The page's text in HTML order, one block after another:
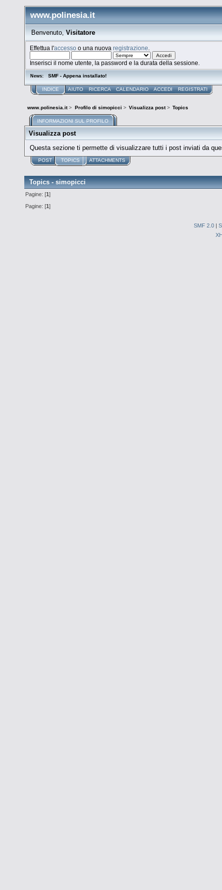
www.polinesia.it
Benvenuto, Visitatore
Effettua l'accesso o una nuovaregistrazione
Inserisci il nome utente, la password e la durata della sessione.
News: SMF - Appena installato!
INDICE AIUTO RICERCA CALENDARIO ACCEDI REGISTRATI
www.polinesia.it> Profilo di simopicci > Visualizza post> Topics
INFORMAZIONI SUL PROFILO
Visualizza post
Questa sezione ti permette di visualizzare tutti i post inviati da
POST TOPICS ATTACHMENTS
Topics - simopicci
Pagine: [1]
Pagine: [1]
SMF 2.0 |